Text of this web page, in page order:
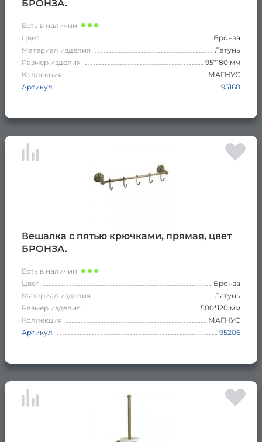
БРОНЗА.
Есть в наличии
Цвет
Бронза
Материал изделия
Латунь
Размер изделия
95*180 мм
Коллекция
МАГНУС
Артикул
95160
Вешалка с пятью крючками, прямая, цвет
БРОНЗА.
Есть в наличии
Цвет
Бронза
Материал изделия
Латунь
Размер изделия
500*120 мм
Коллекция
МАГНУС
Артикул
95206